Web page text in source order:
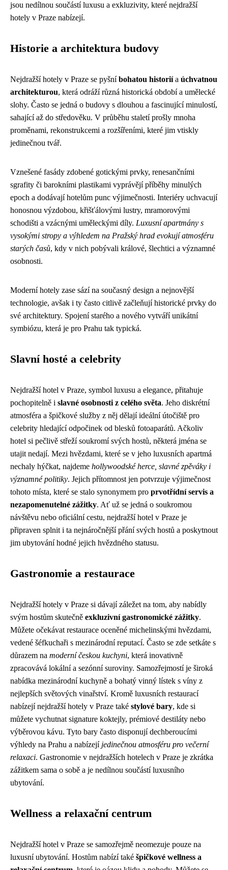
jsou nedílnou součástí luxusu a exkluzivity, které nejdražší
hotely v Praze nabízejí.
Historie a architektura budovy
Nejdražší hotely v Praze se pyšníbohatou historiía úchvatnou
architekturou, která odráží různá historická období a umělecké
slohy. Často se jedná o budovy s dlouhou a fascinující minulostí,
sahající až do středověku. V průběhu staletí prošly mnoha
proměnami, rekonstrukcemi a rozšířeními, které jim vtiskly
jedinečnou tvář.
Vznešené fasády zdobené gotickými prvky, renesančními
sgrafity či barokními plastikami vyprávějí příběhy minulých
epoch a dodávají hotelům punc výjimečnosti. Interiéry uchvacují
honosnou výzdobou, křišťálovými lustry, mramorovými
schodišti a vzácnými uměleckými díly. Luxusní apartmány s
vysokými stropy a výhledem na Pražský hrad evokují atmosféru
starých časů, kdy v nich pobývali králové, šlechtici a významné
osobnosti.
Moderní hotely zase sází na současný design a nejnovější
technologie, avšak i ty často citlivě začleňují historické prvky do
své architektury. Spojení starého a nového vytváří unikátní
symbiózu, která je pro Prahu tak typická.
Slavní hosté a celebrity
Nejdražší hotel v Praze, symbol luxusu a elegance, přitahuje
pochopitelně i slavné osobnosti z celého světa. Jeho diskrétní
atmosféra a špičkové služby z něj dělají ideální útočiště pro
celebrity hledající odpočinek od blesků fotoaparátů. Ačkoliv
hotel si pečlivě střeží soukromí svých hostů, některá jména se
utajit nedají. Mezi hvězdami, které se v jeho luxusních apartmá
nechaly hýčkat, najdeme hollywoodské herce, slavné zpěváky i
významné politiky. Jejich přítomnost jen potvrzuje výjimečnost
tohoto místa, které se stalo synonymem pro prvotřídní servis a
nezapomenutelné zážitky. Ať už se jedná o soukromou
návštěvu nebo oficiální cestu, nejdražší hotel v Praze je
připraven splnit i ta nejnáročnější přání svých hostů a poskytnout
jim ubytování hodné jejich hvězdného statusu.
Gastronomie a restaurace
Nejdražší hotely v Praze si dávají záležet na tom, aby nabídly
svým hostům skutečně exkluzivní gastronomické zážitky.
Můžete očekávat restaurace oceněné michelinskými hvězdami,
vedené šéfkuchaři s mezinárodní reputací. Často se zde setkáte s
důrazem na moderní českou kuchyni, která inovativně
zpracovává lokální a sezónní suroviny. Samozřejmostí je široká
nabídka mezinárodní kuchyně a bohatý vinný lístek s víny z
nejlepších světových vinařství. Kromě luxusních restaurací
nabízejí nejdražší hotely v Praze také stylové bary, kde si
můžete vychutnat signature koktejly, prémiové destiláty nebo
výběrovou kávu. Tyto bary často disponují dechberoucími
výhledy na Prahu a nabízejí jedinečnou atmosféru pro večerní
relaxaci. Gastronomie v nejdražších hotelech v Praze je zkrátka
zážitkem sama o sobě a je nedílnou součástí luxusního
ubytování.
Wellness a relaxační centrum
Nejdražší hotel v Praze se samozřejmě neomezuje pouze na
luxusní ubytování. Hostům nabízí také špičkové wellness a